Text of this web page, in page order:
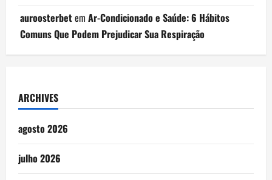
auroosterbetem Ar-Condicionado e Saúde: 6 Hábitos
Comuns Que Podem Prejudicar Sua Respiração
ARCHIVES
agosto 2026
julho 2026